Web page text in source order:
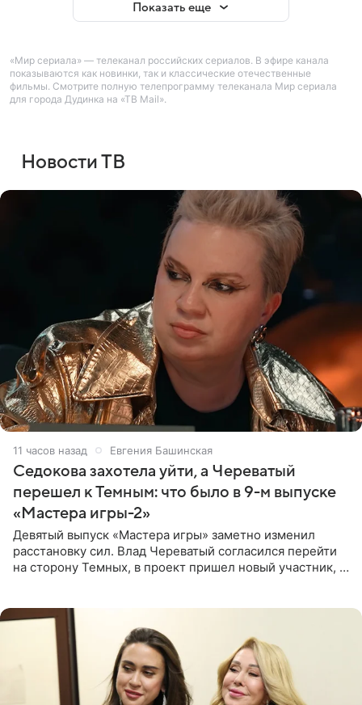
Показать еще
«Мир сериала» — телеканал российских сериалов. В эфире канала
показываются как новинки, так и классические отечественные
фильмы. Смотрите полную телепрограмму телеканала Мир сериала
для города Дудинка на «ТВ Mail».
Новости ТВ
11 часов назад Евгения Башинская
Седокова захотела уйти, а Череватый
перешел к Темным: что было в 9-м выпуске
«Мастера игры-2»
Девятый выпуск «Мастера игры» заметно изменил
расстановку сил. Влад Череватый согласился перейти
на сторону Темных, в проект пришел новый участник, а